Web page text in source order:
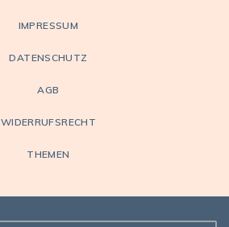
IMPRESSUM
DATENSCHUTZ
AGB
WIDERRUFSRECHT
THEMEN